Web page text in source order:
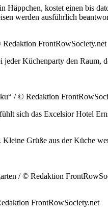
kostet einen bis
werden ausführlich
FrontRowSociety.net
Küchenparty den Raum,
/ © Redaktion
sich das Excelsior Hotel
Kleine Grüße aus der Küche
/ © Redaktion
FrontRowSociety.net